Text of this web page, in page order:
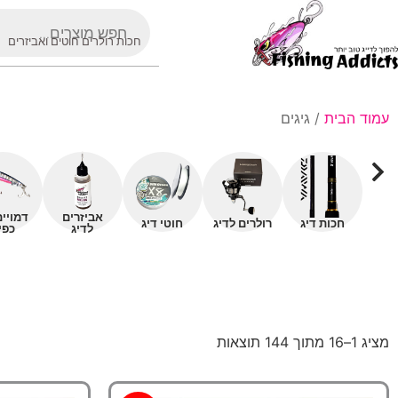
חכות רולרים חוטים ואביזרים
עמוד הבית / גיגים
חכות דיג רולרים לדיג חוטי דיג
אביזרים
לדיג
מציג 1–16 מתוך 144 תוצאות